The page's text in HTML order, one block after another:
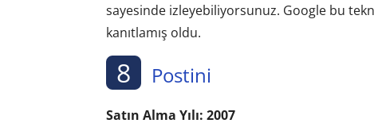
sayesinde izleyebiliyorsunuz. Google bu
kanıtlamış oldu.
8 Postini
Satın Alma Yılı: 2007